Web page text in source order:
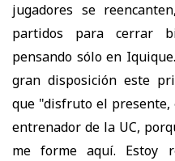
jugadores se
partidos para cerrar
pensando sólo en
gran disposición este
que "disfruto el
entrenador de la UC,
me forme aquí. Estoy